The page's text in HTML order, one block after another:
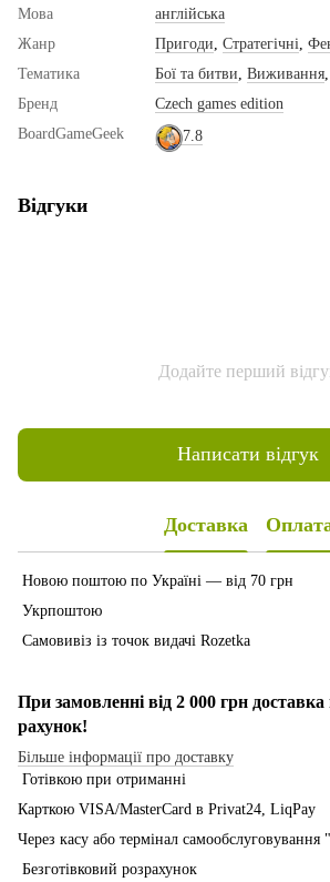
Мова
англійська
Жанр
Пригоди Стратегічні
Тематика
Бої та битви Виживання
Бренд
Czech games edition
BoardGameGeek
7.8
Відгуки
Додайте перший
Написати відгук
Доставка
Новою поштою по Україні — від 70 грн
Укрпоштою
Самовивіз із точок видачі Rozetka
При замовленні від 2 000 грн
рахунок!
Більше інформації про доставку
Готівкою при отриманні
Карткою VISA/MasterCard в Рrivat24, LiqPay
Через касу або термінал
Безготівковий розрахунок